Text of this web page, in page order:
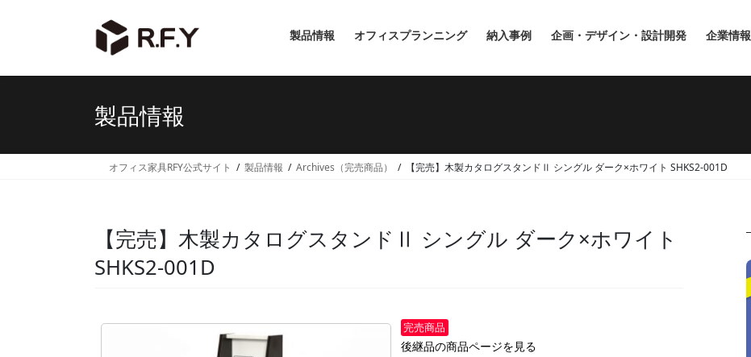
製品情報 オフィスプランニング 納入事例 企画・デザイン・設計開発 企業情報
製品情報
オフィス家具RFY公式サイト 製品情報 Archives（完売商品） 【完売】木製カタログスタンドⅡ シングル ダーク×ホワイト SHKS2-001D
【完売】木製カタログスタンドⅡ シングル ダーク×ホワイト
SHKS2-001D
完売商品
後継品の商品ページを見る